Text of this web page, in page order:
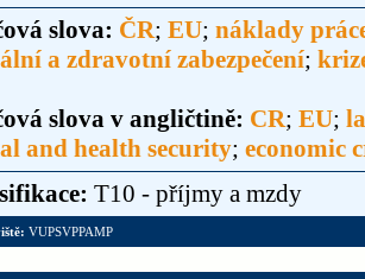
slova: ČR; EU; náklady
a zdravotní zabezpečení;
slova v angličtině: CR; EU;
and health security; economic
T10 - příjmy a mzdy
VUPSVPPAMP